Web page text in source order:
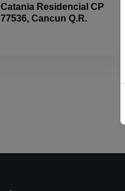
Catania Residencial CP
77536, Cancun Q.R.